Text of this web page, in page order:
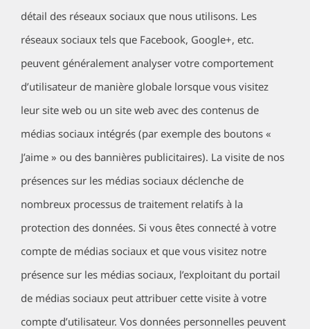
détail des réseaux sociaux que nous utilisons. Les
réseaux sociaux tels que Facebook, Google+, etc.
peuvent généralement analyser votre comportement
d’utilisateur de manière globale lorsque vous visitez
leur site web ou un site web avec des contenus de
médias sociaux intégrés (par exemple des boutons «
J’aime » ou des bannières publicitaires). La visite de nos
présences sur les médias sociaux déclenche de
nombreux processus de traitement relatifs à la
protection des données. Si vous êtes connecté à votre
compte de médias sociaux et que vous visitez notre
présence sur les médias sociaux, l’exploitant du portail
de médias sociaux peut attribuer cette visite à votre
compte d’utilisateur. Vos données personnelles peuvent